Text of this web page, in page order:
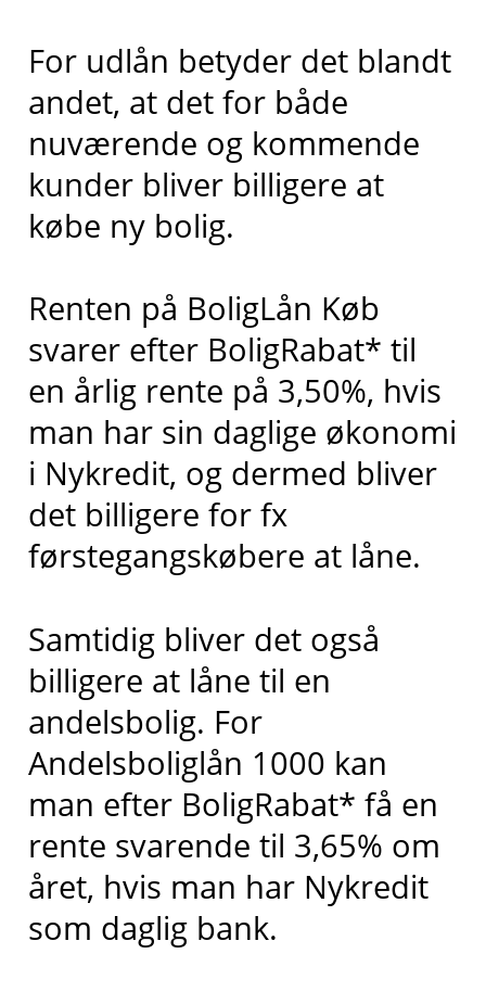
For udlån betyder det blandt
andet, at det for både
nuværende og kommende
kunder bliver billigere at
købe ny bolig.
Renten på BoligLån Køb
svarer efter BoligRabat* til
en årlig rente på 3,50%, hvis
man har sin daglige økonomi
i Nykredit, og dermed bliver
det billigere for fx
førstegangskøbere at låne.
Samtidig bliver det også
billigere at låne til en
andelsbolig. For
Andelsboliglån 1000 kan
man efter BoligRabat* få en
rente svarende til 3,65% om
året, hvis man har Nykredit
som daglig bank.